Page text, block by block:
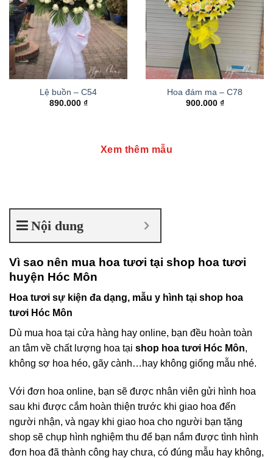
Lệ buồn – C54
890.000 ₫
Hoa đám ma – C78
900.000 ₫
Xem thêm mẫu
Nội dung
Vì sao nên mua hoa tươi tại shop hoa tươi
huyện Hóc Môn
Hoa tươi sự kiện đa dạng, mẫu y hình tại shop hoa
tươi Hóc Môn
Dù mua hoa tại cửa hàng hay online, bạn đều hoàn toàn
an tâm về chất lượng hoa tại shop hoa tươi Hóc Môn,
không sợ hoa héo, gãy cành…hay không giống mẫu nhé.
Với đơn hoa online, bạn sẽ được nhân viên gửi hình hoa
sau khi được cắm hoàn thiện trước khi giao hoa đến
người nhận, và ngay khi giao hoa cho người bạn tặng
shop sẽ chụp hình nghiệm thu để bạn nắm được tình hình
đơn hoa đã thành công hay chưa, có đúng mẫu hay không,